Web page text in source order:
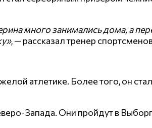
много занимались дома, а
, — рассказал тренер
атлетике. Более того, он
Запада. Они пройдут в